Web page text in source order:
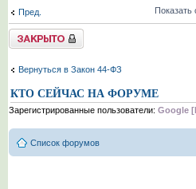
Пред. Показать
Tема закрыта
Вернуться в Закон 44-ФЗ
КТО СЕЙЧАС НА ФОРУМЕ
Зарегистрированные пользователи: Google
Список форумов